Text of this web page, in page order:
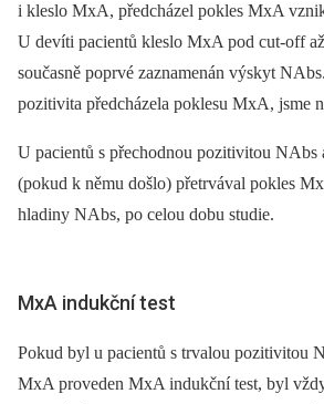
i kleslo MxA, předcházel pokles MxA
U devíti pacientů kleslo MxA pod cut-off
současně poprvé zaznamenán výskyt
pozitivita předcházela poklesu MxA, jsme
U pacientů s přechodnou pozitivitou NAbs
(pokud k němu došlo) přetrvával pokles
hladiny NAbs, po celou dobu studie.
MxA indukční test
Pokud byl u pacientů s trvalou pozitivitou
MxA proveden MxA indukční test, byl